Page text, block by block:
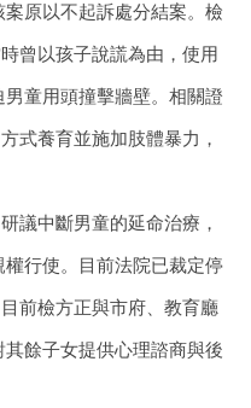
原以不起訴處分結案。檢
曾以孩子說謊為由，使用
男童用頭撞擊牆壁。相關證
式養育並施加肢體暴力，
議中斷男童的延命治療，
行使。目前法院已裁定停
前檢方正與市府、教育廳
餘子女提供心理諮商與後